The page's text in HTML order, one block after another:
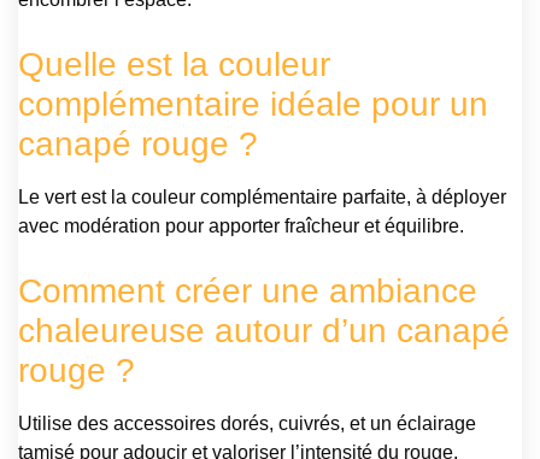
Quelle est la couleur
complémentaire idéale pour un
canapé rouge ?
Le vert est la couleur complémentaire parfaite, à déployer
avec modération pour apporter fraîcheur et équilibre.
Comment créer une ambiance
chaleureuse autour d’un canapé
rouge ?
Utilise des accessoires dorés, cuivrés, et un éclairage
tamisé pour adoucir et valoriser l’intensité du rouge.